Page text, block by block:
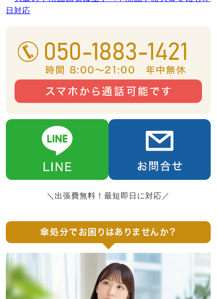
日対応
＼出張費無料！最短即日に対応／
傘処分でお困りはありませんか？